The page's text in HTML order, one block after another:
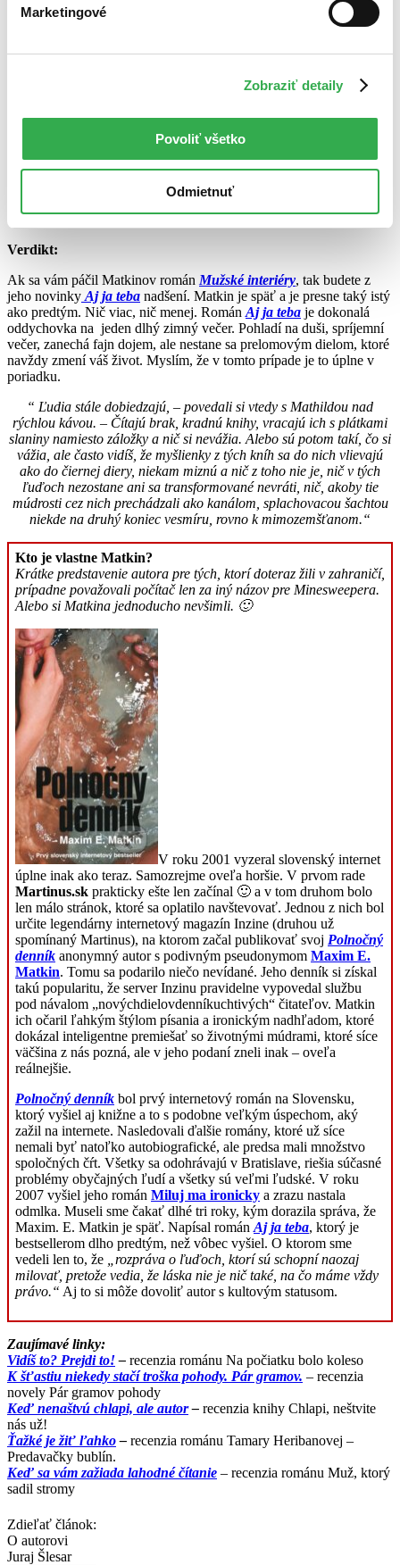
Marketingové
Zobraziť detaily
Povoliť všetko
Odmietnuť
Maxim E. Matkin
sa nikdy netváril, že píše „hochliteratur“ a je
očividné, že s tým neplánuje začínať ani týmto románom. Namiesto
pustíte do nového Dána. Ak ste v tom správnom veku, tak si možno
zapíšete jeho postrehy do „zápisníčka životných právd“, ale to je tak
istý starý, dobrý Matkin čo doteraz. So všetkými pozitívami, aj
negatívami, ktoré prináša jeho tvorba. Jeho fanúšikovia budú
spokojní, jeho odporcovia názor nezmenia.
hladinou veslujúca o život.“
Verdikt:
Ak sa vám páčil Matkinov román Mužské interiéry, tak budete z
jeho novinky Aj ja teba nadšení. Matkin je späť a je presne taký istý
ako predtým. Nič viac, nič menej. Román Aj ja teba je dokonalá
oddychovka na jeden dlhý zimný večer. Pohladí na duši, spríjemní
večer, zanechá fajn dojem, ale nestane sa prelomovým dielom, ktoré
navždy zmení váš život. Myslím, že v tomto prípade je to úplne v
poriadku.
“ Ľudia stále dobiedzajú, – povedali si vtedy s Mathildou nad
rýchlou kávou. – Čítajú brak, kradnú knihy, vracajú ich s plátkami
slaniny namiesto záložky a nič si nevážia. Alebo sú potom takí, čo si
vážia, ale často vidíš, že myšlienky z tých kníh sa do nich vlievajú
ako do čiernej diery, niekam miznú a nič z toho nie je, nič v tých
ľuďoch nezostane ani sa transformované nevráti, nič, akoby tie
múdrosti cez nich prechádzali ako kanálom, splachovacou šachtou
niekde na druhý koniec vesmíru, rovno k mimozemšťanom.“
Kto je vlastne Matkin?
Krátke predstavenie autora pre tých, ktorí doteraz žili v zahraničí,
prípadne považovali počítač len za iný názov pre Minesweepera.
Alebo si Matkina jednoducho nevšimli. 🙂
V roku 2001 vyzeral slovenský internet
úplne inak ako teraz. Samozrejme oveľa horšie. V prvom rade
Martinus.sk prakticky ešte len začínal 🙂 a v tom druhom bolo
len málo stránok, ktoré sa oplatilo navštevovať. Jednou z nich bol
určite legendárny internetový magazín Inzine (druhou už
spomínaný Martinus), na ktorom začal publikovať svoj Polnočný
denník anonymný autor s podivným pseudonymom Maxim E.
Matkin. Tomu sa podarilo niečo nevídané. Jeho denník si získal
takú popularitu, že server Inzinu pravidelne vypovedal službu
pod návalom „novýchdielovdenníkuchtivých“ čitateľov. Matkin
ich očaril ľahkým štýlom písania a ironickým nadhľadom, ktoré
dokázal inteligentne premiešať so životnými múdrami, ktoré síce
väčšina z nás pozná, ale v jeho podaní zneli inak – oveľa
reálnejšie.
Polnočný denník bol prvý internetový román na Slovensku,
ktorý vyšiel aj knižne a to s podobne veľkým úspechom, aký
zažil na internete. Nasledovali ďalšie romány, ktoré už síce
nemali byť natoľko autobiografické, ale predsa mali množstvo
spoločných čŕt. Všetky sa odohrávajú v Bratislave, riešia súčasné
problémy obyčajných ľudí a všetky sú veľmi ľudské. V roku
2007 vyšiel jeho román Miluj ma ironicky a zrazu nastala
odmlka. Museli sme čakať dlhé tri roky, kým dorazila správa, že
Maxim. E. Matkin je späť. Napísal román Aj ja teba, ktorý je
bestsellerom dlho predtým, než vôbec vyšiel. O ktorom sme
vedeli len to, že
„rozpráva o ľuďoch, ktorí sú schopní naozaj
milovať, pretože vedia, že láska nie je nič také, na čo máme vždy
právo.“ Aj to si môže dovoliť autor s kultovým statusom.
Zaujímavé linky:
Vidíš to? Prejdi to!– recenzia románu Na počiatku bolo koleso
K šťastiu niekedy stačí troška pohody. Pár gramov. – recenzia
novely Pár gramov pohody
Keď nenaštvú chlapi, ale autor– recenzia knihy Chlapi, neštvite
nás už!
Ťažké je žiť ľahko– recenzia románu Tamary Heribanovej –
Predavačky bublín.
Keď sa vám zažiada lahodné čítanie – recenzia románu Muž, ktorý
sadil stromy
Zdieľať článok:
O autorovi
Juraj Šlesar